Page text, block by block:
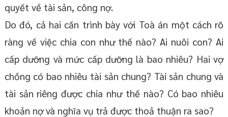
quyết về tài sản, công nợ.
Do đó, cả hai cần trình bày với Toà án một cách rõ
ràng về việc chia con như thế nào? Ai nuôi con? Ai
cấp dưỡng và mức cấp dưỡng là bao nhiêu? Hai vợ
chồng có bao nhiêu tài sản chung? Tài sản chung và
tài sản riêng được chia như thế nào? Có bao nhiêu
khoản nợ và nghĩa vụ trả được thoả thuận ra sao?